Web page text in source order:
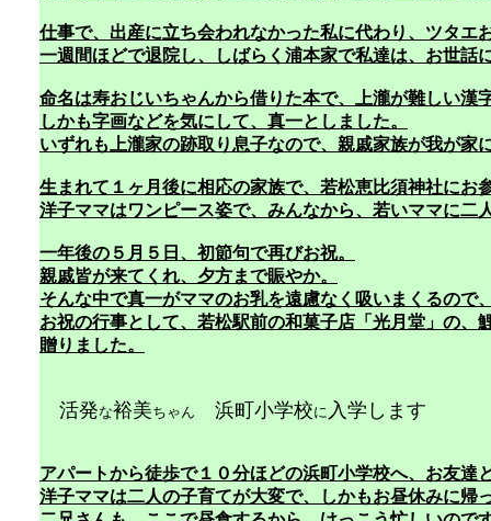
仕事で、出産に立ち会われなかった私に代わり、ツタエ
一週間ほどで退院し、しばらく浦本家で私達は、お世話
命名は寿おじいちゃんから借りた本で、上瀧が難しい漢
しかも字画などを気にして、真一としました。
いずれも上瀧家の跡取り息子なので、親戚家族が我が家
生まれて１ヶ月後に相応の家族で、若松恵比須神社にお
洋子ママはワンピース姿で、みんなから、若いママに二
一年後の５月５日、初節句で再びお祝。
親戚皆が来てくれ、夕方まで賑やか。
そんな中で真一がママのお乳を遠慮なく吸いまくるので
お祝の行事として、若松駅前の和菓子店「光月堂」の、
贈りました。
活発な裕美ちゃん 浜町小学校に 入学
アパートから徒歩で１０分ほどの浜町小学校へ、お友達
洋子ママは二人の子育てが大変で、しかもお昼休みに帰